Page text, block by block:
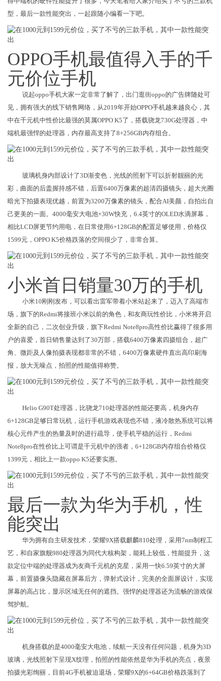
型，最后一款性能突出，一起跟随小编看一下吧。
OPPO手机最值得入手的千
元价位手机
说起oppo手机大家一定非常了解了，出门逛街oppo的广告牌随处可
见，拥有强大的线下销售网络，从2019年开始OPPO手机越来越良心，其
中在千元机中性价比最强的莫属OPPO K5了，搭载骁龙730G处理器，中
端机最强悍的处理器，内存最高支持了8+256GB内存组合。
玻璃机身内部设计了3D渐变色，光线的照射下可以折射靓丽的光
彩，曲面的后盖握持感不错，后置6400万像素的超清四摄镜头，超大光圈
暗光下拍摄表现优越，前置为3200万像素的镜头，配合AI美颜，自拍出自
己更美的一面。4000毫安大电池+30W快充，6.4英寸的OLED水滴屏幕，
相比LCD屏更节约用电，在日常使用6+128GB的配置足够使用，价格仅
1599元，OPPO K5价格跌落的空间很少了，非常合算。
小米首日销量30万的手机
小米10刚刚发布，可以看出雷军带着小米站起来了，迈入了高端市
场，旗下的Redmi将接班小米以前的角色，和友商玩性价比，小米将开启
全新的自己，二次创业升级，旗下Redmi Note8pro高性价比赢得了很多用
户的喜爱，首日销售量达到了30万部，搭载6400万像素四摄组合，超广
角、微距及人像拍摄表现都非常的不错，6400万像素硬件直出高印刷海
报，放大无噪点，拍照的性能值得称赞。
Helio G90T处理器，比骁龙710处理器的性能还要高，机身内存
6+128GB足够日常玩机，运行手机游戏表现也不错，液冷散热系统可以将
核心元件产生的热量及时的进行疏导，使手机平稳的运行，Redmi
Note8pro在性价比上可谓是千元机中的强者，6+128GB内存组合价格仅
1399元，相比上一款oppo K5还要实惠。
最后一款为华为手机，性
能突出
华为拥有自主研发技术，荣耀9X搭载麒麟810处理，采用7nm制程工
艺，和自家旗舰980处理器为同代大核构架，能耗上较低，性能提升，这
款定位中端的处理器成为友商千元机的克星，采用一快6.59英寸的大屏
幕，前置摄像头隐藏在屏幕后方，弹射式设计，完美的全面屏设计，实现
屏幕的高占比，显示区域无任何的遮挡。强悍的处理器还为流畅的游戏保
驾护航。
机身搭载的是4000毫安大电池，续航一天没有任何问题，机身为3D
玻璃，光线照射下呈现X纹理，拍照的性能依然是华为手机的亮点，夜景
拍摄光彩绚丽，目前4G手机被迫退场，荣耀9X的6+64GB价格跌落到了